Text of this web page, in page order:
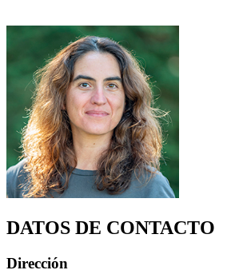
DATOS DE CONTACTO
Dirección